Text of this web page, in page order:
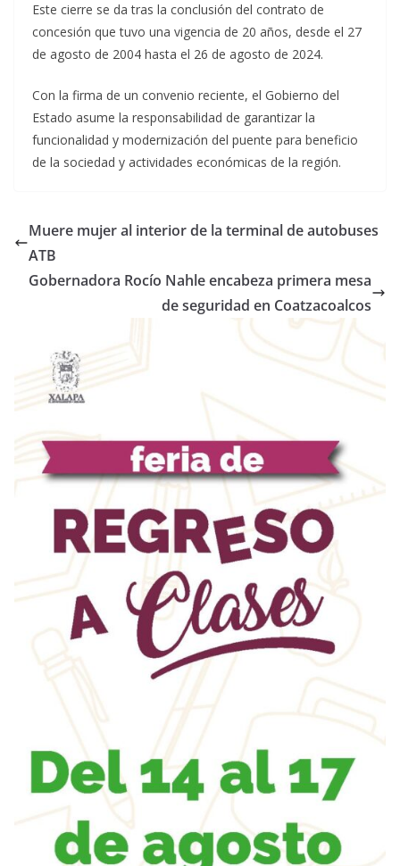
Este cierre se da tras la conclusión del contrato de
concesión que tuvo una vigencia de 20 años, desde el 27
de agosto de 2004 hasta el 26 de agosto de 2024.
Con la firma de un convenio reciente, el Gobierno del
Estado asume la responsabilidad de garantizar la
funcionalidad y modernización del puente para beneficio
de la sociedad y actividades económicas de la región.
Muere mujer al interior de la terminal de autobuses
ATB
Gobernadora Rocío Nahle encabeza primera mesa
de seguridad en Coatzacoalcos